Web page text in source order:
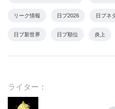
リーク情報 日プ2026 日プネ
日プ新世界 日プ順位 炎上
ライター：